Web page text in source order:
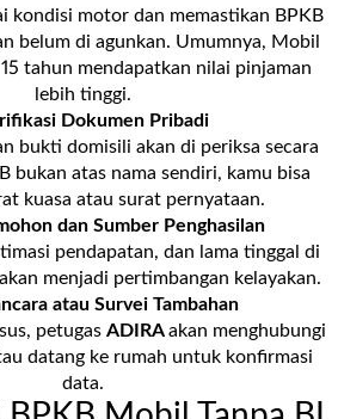
kondisi motor dan memastikan BPKB
belum di agunkan. Umumnya, Mobil
tahun mendapatkan nilai pinjaman
lebih tinggi.
Dokumen Pribadi
bukti domisili akan di periksa secara
bukan atas nama sendiri, kamu bisa
kuasa atau surat pernyataan.
dan Sumber Penghasilan
pendapatan, dan lama tinggal di
menjadi pertimbangan kelayakan.
atau Survei Tambahan
petugas ADIRAakan menghubungi
datang ke rumah untuk konfirmasi
data.